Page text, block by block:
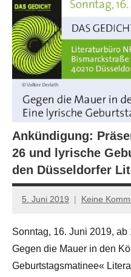
Ankündigung:
26 und lyrische
den Düsseldorfer
5. Juni 2019
Jan-
Hornauer
für
dasgedichtblog
Keine
Sonntag, 16. Juni 2019,
Gegen die Mauer in den
Geburtstagsmatinee«